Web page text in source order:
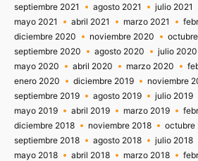
septiembre 2021
agosto 2021 julio 2021
mayo 2021
abril 2021 marzo 2021
diciembre 2020
noviembre 2020
septiembre 2020
agosto 2020 julio 2020
mayo 2020
abril 2020 marzo 2020
enero 2020
diciembre 2019 noviembre
septiembre 2019
agosto 2019 julio 2019
mayo 2019
abril 2019 marzo 2019
diciembre 2018
noviembre 2018
octubre
septiembre 2018
agosto 2018 julio 2018
mayo 2018
abril 2018 marzo 2018